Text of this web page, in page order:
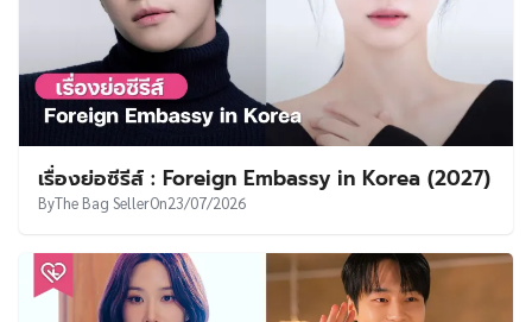
เรื่องย่อซีรีส์ : Foreign Embassy in Korea (2027)
ByThe Bag SellerOn23/07/2026